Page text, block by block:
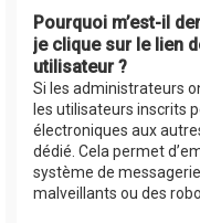
Pourquoi m’est-il
je clique sur le lien
utilisateur ?
Si les administrateurs
les utilisateurs inscrits
électroniques aux
dédié. Cela permet
système de
malveillants ou des